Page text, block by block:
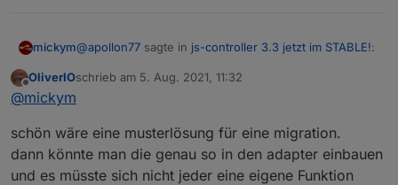
mickym@apollon77 sagte in js-controller 3.3 jetzt im STABLE!:
Es geht Dir halt die Historie verloren.
Ja ich schrieb ja dass ich zu faul war, jetzt zu warten
welche Datenpunkte alle moniert werden, da das ja
auch nicht immer gleich funktioniert. Am Besten
müsste das ja der Adapterentwickler wissen, aber
Offline
OliverIOschrieb am 5. Aug. 2021, 11:32
zuletzt editiert von
@mickym
schön wäre eine musterlösung für eine migration.
dann könnte man die genau so in den adapter einbauen
und es müsste sich nicht jeder eine eigene Funktion